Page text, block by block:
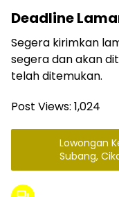
Deadline
Segera kirimkan
segera dan akan
telah ditemukan.
Post Views: 1,024
Lowongan
Subang,
Posisi)